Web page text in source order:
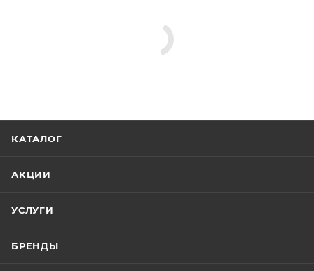
Шланговые подключения
Да
Душ, Товар, 00-01105883, 0.8
Hansgrohe
00-01105883